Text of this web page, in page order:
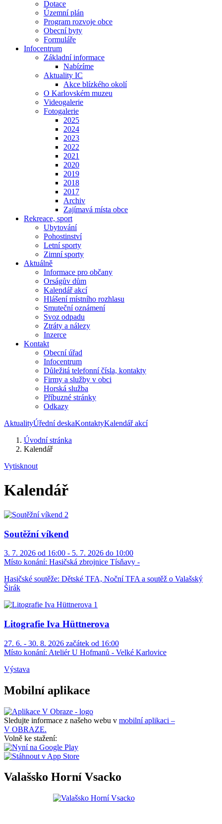
Dotace
Územní plán
Program rozvoje obce
Obecní byty
Formuláře
Infocentrum
Základní informace
Nabízíme
Aktuality IC
Akce blízkého okolí
O Karlovském muzeu
Videogalerie
Fotogalerie
2025
2024
2023
2022
2021
2020
2019
2018
2017
Archiv
Zajímavá místa obce
Rekreace, sport
Ubytování
Pohostinství
Letní sporty
Zimní sporty
Aktuálně
Informace pro občany
Orságův dům
Kalendář akcí
Hlášení místního rozhlasu
Smuteční oznámení
Svoz odpadu
Ztráty a nálezy
Inzerce
Kontakt
Obecní úřad
Infocentrum
Důležitá telefonní čísla, kontakty
Firmy a služby v obci
Horská služba
Příbuzné stránky
Odkazy
AktualityÚřední deskaKontaktyKalendář akcí
Úvodní stránka
Kalendář
Vytisknout
Kalendář
Soutěžní víkend
3. 7. 2026 od 16:00 - 5. 7. 2026 do 10:00
Místo konání: Hasičská zbrojnice Tísňavy -
Hasičské soutěže: Dětské TFA, Noční TFA a soutěž o Valašský
Širák
Litografie Iva Hüttnerova
27. 6. - 30. 8. 2026 začátek od 16:00
Místo konání: Ateliér U Hofmanů - Velké Karlovice
Výstava
Mobilní aplikace
Sledujte informace z našeho webu v mobilní aplikaci –
V OBRAZE.
Volně ke stažení:
Valašsko Horní Vsacko